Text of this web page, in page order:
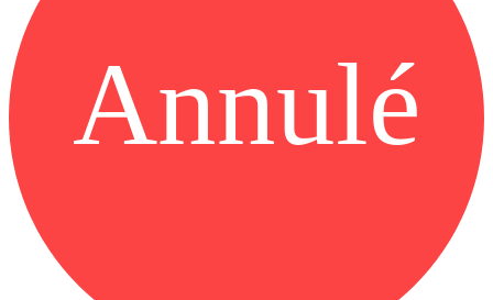
Annulé